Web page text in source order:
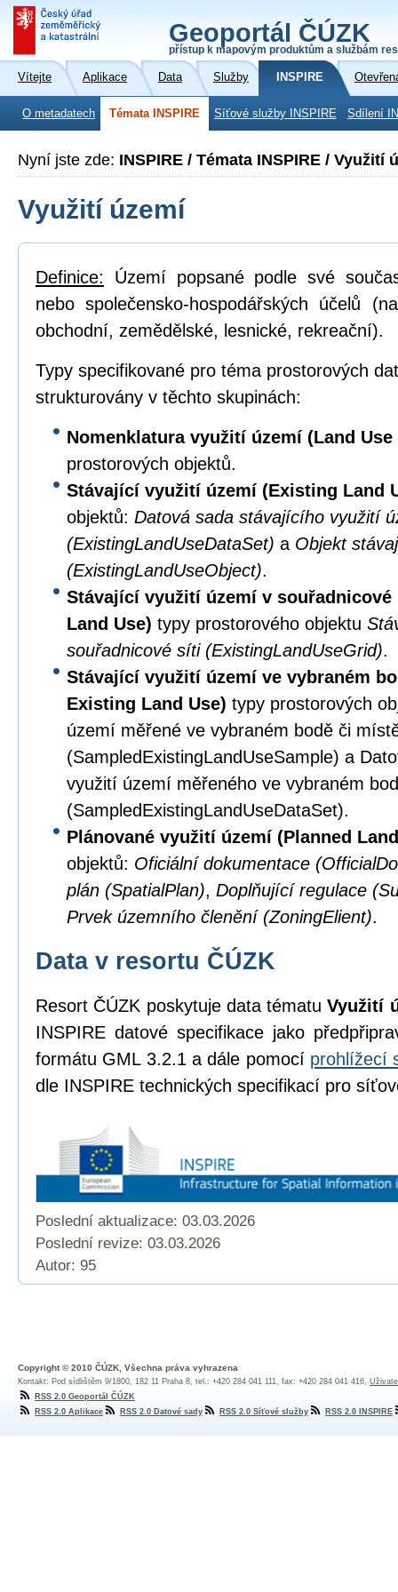
Geoportál ČÚZK
přístup k mapovým produktům a službám
Vítejte Aplikace Data Služby INSPIRE
O metadatech Témata INSPIRE Síťové služby INSPIRE Sdílení
Nyní jste zde: INSPIRE / Témata INSPIRE / Využití
Využití území
Definice: Území popsané podle své
nebo společensko-hospodářských účelů
obchodní, zemědělské, lesnické, rekreační).
Typy specifikované pro téma prostorových
strukturovány v těchto skupinách:
Nomenklatura využití území (Land
prostorových objektů.
Stávající využití území (Existing Land
objektů: Datová sada stávajícího využití
(ExistingLandUseDataSet) a Objekt
(ExistingLandUseObject).
Stávající využití území v
Land Use) typy prostorového objektu
souřadnicové síti (ExistingLandUseGrid).
Stávající využití území ve vybraném
Existing Land Use) typy prostorových
území měřené ve vybraném bodě či
(SampledExistingLandUseSample) a
využití území měřeného ve vybraném
(SampledExistingLandUseDataSet).
Plánované využití území (Planned
objektů: Oficiální dokumentace
plán (SpatialPlan), Doplňující regulace
Prvek územního členění (ZoningElient).
Data v resortu ČÚZK
Resort ČÚZK poskytuje data tématuVyužití
INSPIRE datové specifikace jako
formátu GML 3.2.1 a dále pomocí prohlížecí
dle INSPIRE technických specifikací pro
Poslední aktualizace: 03.03.2026
Poslední revize: 03.03.2026
Autor: 95
Copyright © 2010 ČÚZK, Všechna práva vyhrazena
Kontakt: Pod sídlištěm 9/1800, 182 11 Praha 8, tel.: +420 284 041 111, fax: +420 284 041 416,
RSS 2.0 Geoportál ČÚZK
RSS 2.0 Aplikace
RSS 2.0 Datové sady RSS 2.0 Síťové služby RSS 2.0 INSPIRE